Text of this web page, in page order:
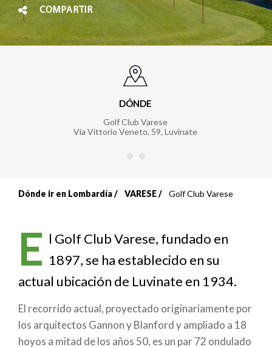
COMPARTIR
DÓNDE
Golf Club Varese
Via Vittorio Veneto, 59, Luvinate
enlaces
de
ayuda
a
la
Dónde ir en Lombardía VARESE Golf Club Varese
E l Golf Club Varese, fundado en
1897, se ha establecido en su
actual ubicación de Luvinate en 1934.
El recorrido actual, proyectado originariamente por
los arquitectos Gannon y Blanford y ampliado a 18
hoyos a mitad de los años 50, es un par 72 ondulado